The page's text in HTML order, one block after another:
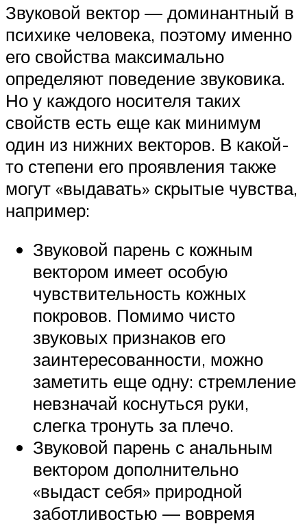
Звуковой вектор — доминантный в
психике человека, поэтому именно
его свойства максимально
определяют поведение звуковика.
Но у каждого носителя таких
свойств есть еще как минимум
один из нижних векторов. В какой-
то степени его проявления также
могут «выдавать» скрытые чувства,
например:
Звуковой парень с кожным
вектором имеет особую
чувствительность кожных
покровов. Помимо чисто
звуковых признаков его
заинтересованности, можно
заметить еще одну: стремление
невзначай коснуться руки,
слегка тронуть за плечо.
Звуковой парень с анальным
вектором дополнительно
«выдаст себя» природной
заботливостью — вовремя